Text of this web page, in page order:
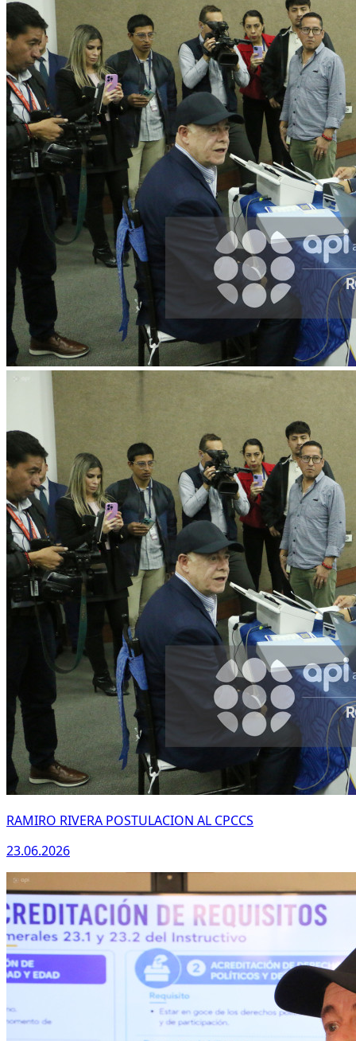
RAMIRO RIVERA POSTULACION AL CPCCS
23.06.2026